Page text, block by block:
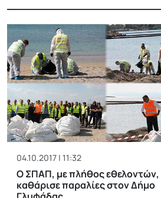
04.10.2017 | 11:32
Ο ΣΠΑΠ, με πλήθος εθελοντών,
καθάρισε παραλίες στον Δήμο